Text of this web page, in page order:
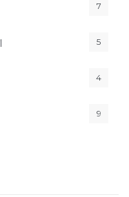
7
5
4
9